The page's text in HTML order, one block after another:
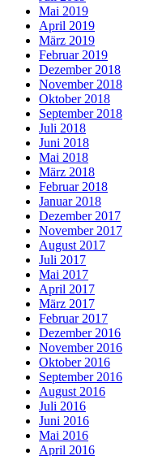
Mai 2019
April 2019
März 2019
Februar 2019
Dezember 2018
November 2018
Oktober 2018
September 2018
Juli 2018
Juni 2018
Mai 2018
März 2018
Februar 2018
Januar 2018
Dezember 2017
November 2017
August 2017
Juli 2017
Mai 2017
April 2017
März 2017
Februar 2017
Dezember 2016
November 2016
Oktober 2016
September 2016
August 2016
Juli 2016
Juni 2016
Mai 2016
April 2016